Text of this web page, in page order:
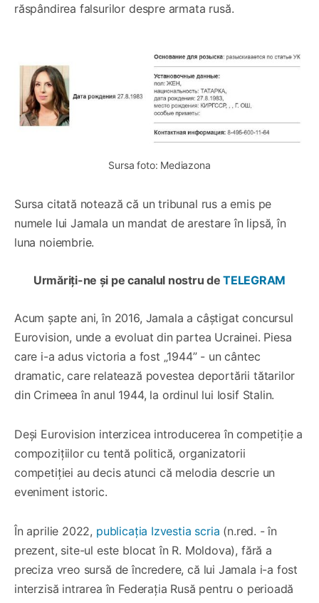
răspândirea falsurilor despre armata rusă.
Sursa foto: Mediazona
Sursa citată notează că un tribunal rus a emis pe
numele lui Jamala un mandat de arestare în lipsă, în
luna noiembrie.
Urmăriți-ne și pe canalul nostru deTELEGRAM
Acum șapte ani, în 2016, Jamala a câștigat concursul
Eurovision, unde a evoluat din partea Ucrainei. Piesa
care i-a adus victoria a fost „1944” - un cântec
dramatic, care relatează povestea deportării tătarilor
din Crimeea în anul 1944, la ordinul lui Iosif Stalin.
Deși Eurovision interzicea introducerea în competiție a
compozițiilor cu tentă politică, organizatorii
competiției au decis atunci că melodia descrie un
eveniment istoric.
În aprilie 2022, publicația Izvestia scria (n.red. - în
prezent, site-ul este blocat în R. Moldova), fără a
preciza vreo sursă de încredere, că lui Jamala i-a fost
interzisă intrarea în Federația Rusă pentru o perioadă